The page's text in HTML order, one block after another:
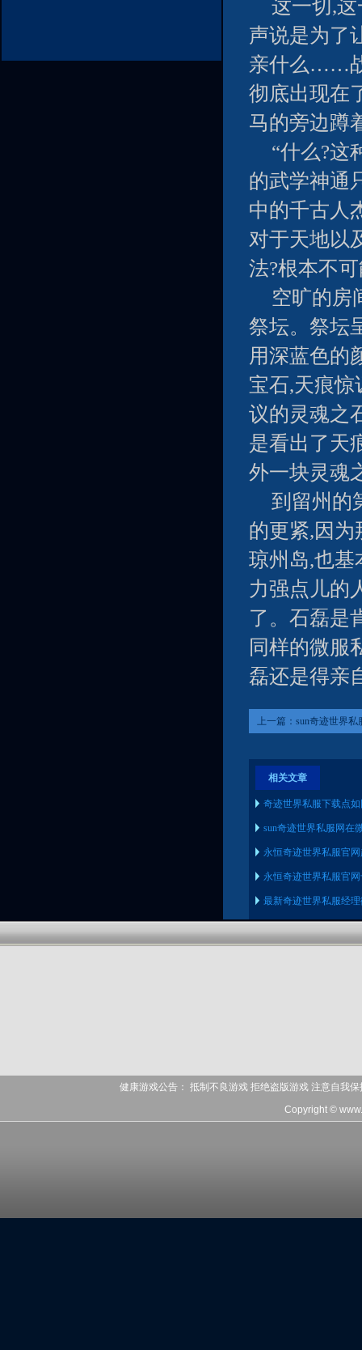
这一切,
声说是为了
亲什么……
彻底出现在
马的旁边蹲
“什么?这
的武学神通
中的千古人
对于天地以
法?根本不
空旷的房
祭坛。祭坛
用深蓝色的
宝石,天痕
议的灵魂之
是看出了天
外一块灵魂
到留州的
的更紧,因
琼州岛,也基
力强点儿的
了。石磊是
同样的微服
磊还是得亲
上一篇： sun奇迹世界
相关文章
奇迹世界私服下载点
sun奇迹世界私服网在
永恒奇迹世界私服官
永恒奇迹世界私服官
最新奇迹世界私服经
健康游戏公告： 抵制不良游戏 拒绝盗版游戏 注意自我
Copyright ©